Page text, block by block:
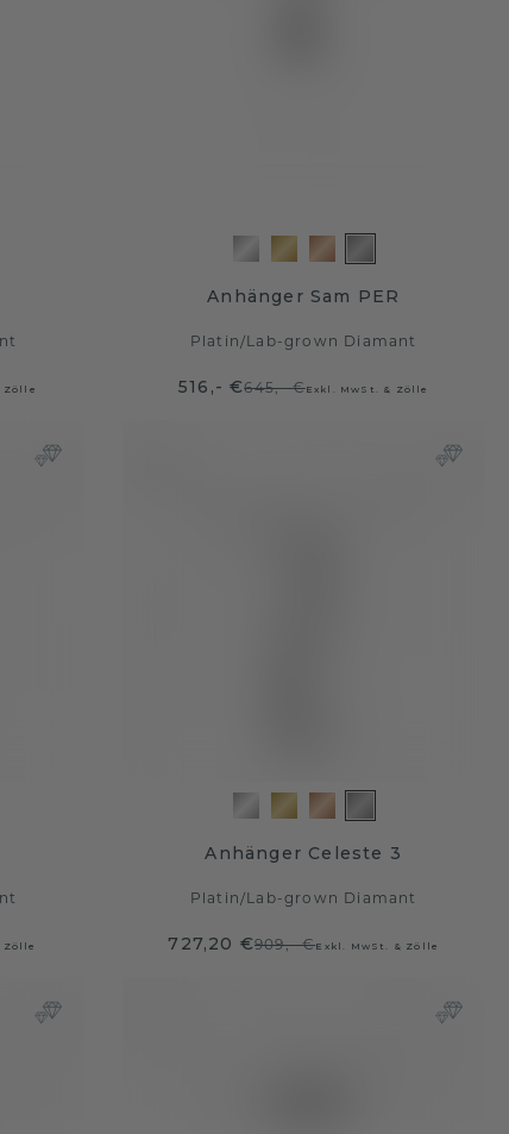
Zölle
Anhänger Sam PER
Platin /Lab-grown Diamant
516,- €645,- €Exkl. MwSt. & Zölle
Zölle
Anhänger Celeste 3
Platin/Lab-grown Diamant
727,20 €909,- €Exkl. MwSt. & Zölle